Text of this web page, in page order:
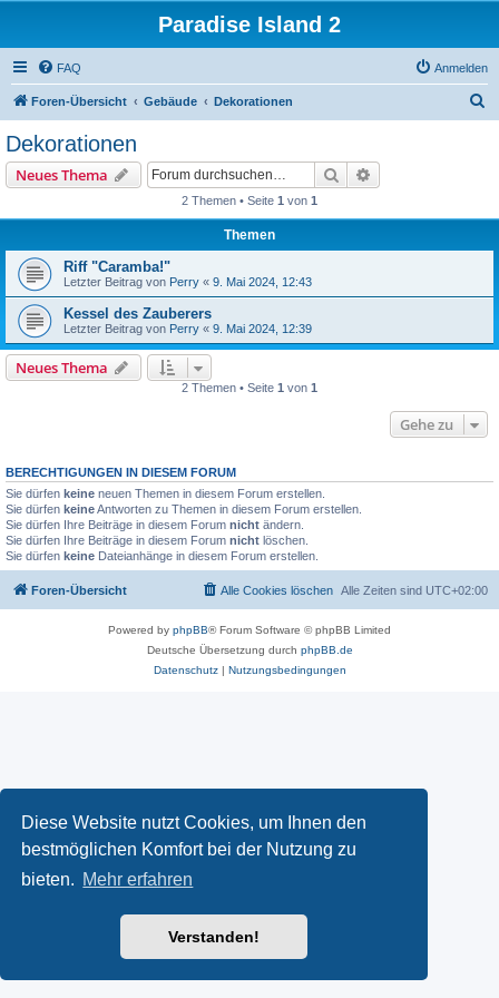
Diese Website nutzt Cookies, um Ihnen den
bestmöglichen Komfort bei der Nutzung zu
bieten. Mehr erfahren
Verstanden!
Paradise Island 2
FAQ Anmelden
Foren-Übersicht Gebäude Dekorationen
Dekorationen
Neues Thema Suche
2 Themen • Seite 1 von 1
Themen
Riff "Caramba!"
Letzter Beitrag von Perry « 9. Mai 2024, 12:43
Kessel des Zauberers
Letzter Beitrag von Perry « 9. Mai 2024, 12:39
Neues Thema
2 Themen • Seite 1 von 1
Gehe zu
BERECHTIGUNGEN IN DIESEM FORUM
Sie dürfen keine neuen Themen in diesem Forum erstellen.
Sie dürfen keineAntworten zu Themen in diesem Forum erstellen.
Sie dürfen Ihre Beiträge in diesem Forum nicht ändern.
Sie dürfen Ihre Beiträge in diesem Forum nicht löschen.
Sie dürfen keine Dateianhänge in diesem Forum erstellen.
Foren-Übersicht Alle Zeiten sind UTC+02:00
Alle Cookies löschen
Powered by phpBB® Forum Software © phpBB Limited
Deutsche Übersetzung durch phpBB.de
Datenschutz| Nutzungsbedingungen